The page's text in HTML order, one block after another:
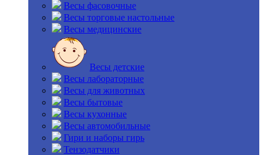
Весы фасовочные
Весы торговые настольные
Весы медицинские
Весы детские
Весы лабораторные
Весы для животных
Весы бытовые
Весы кухонные
Весы автомобильные
Гири и наборы гирь
Тензодатчики